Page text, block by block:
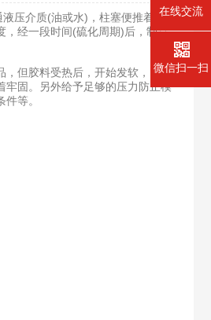
压介质(油或水)，柱塞便推着活
，经一段时间(硫化周期)后，制品
，但胶料受热后，开始发软，同时
牢固。另外给予足够的压力防止模
等。
在线交流
微信扫一扫